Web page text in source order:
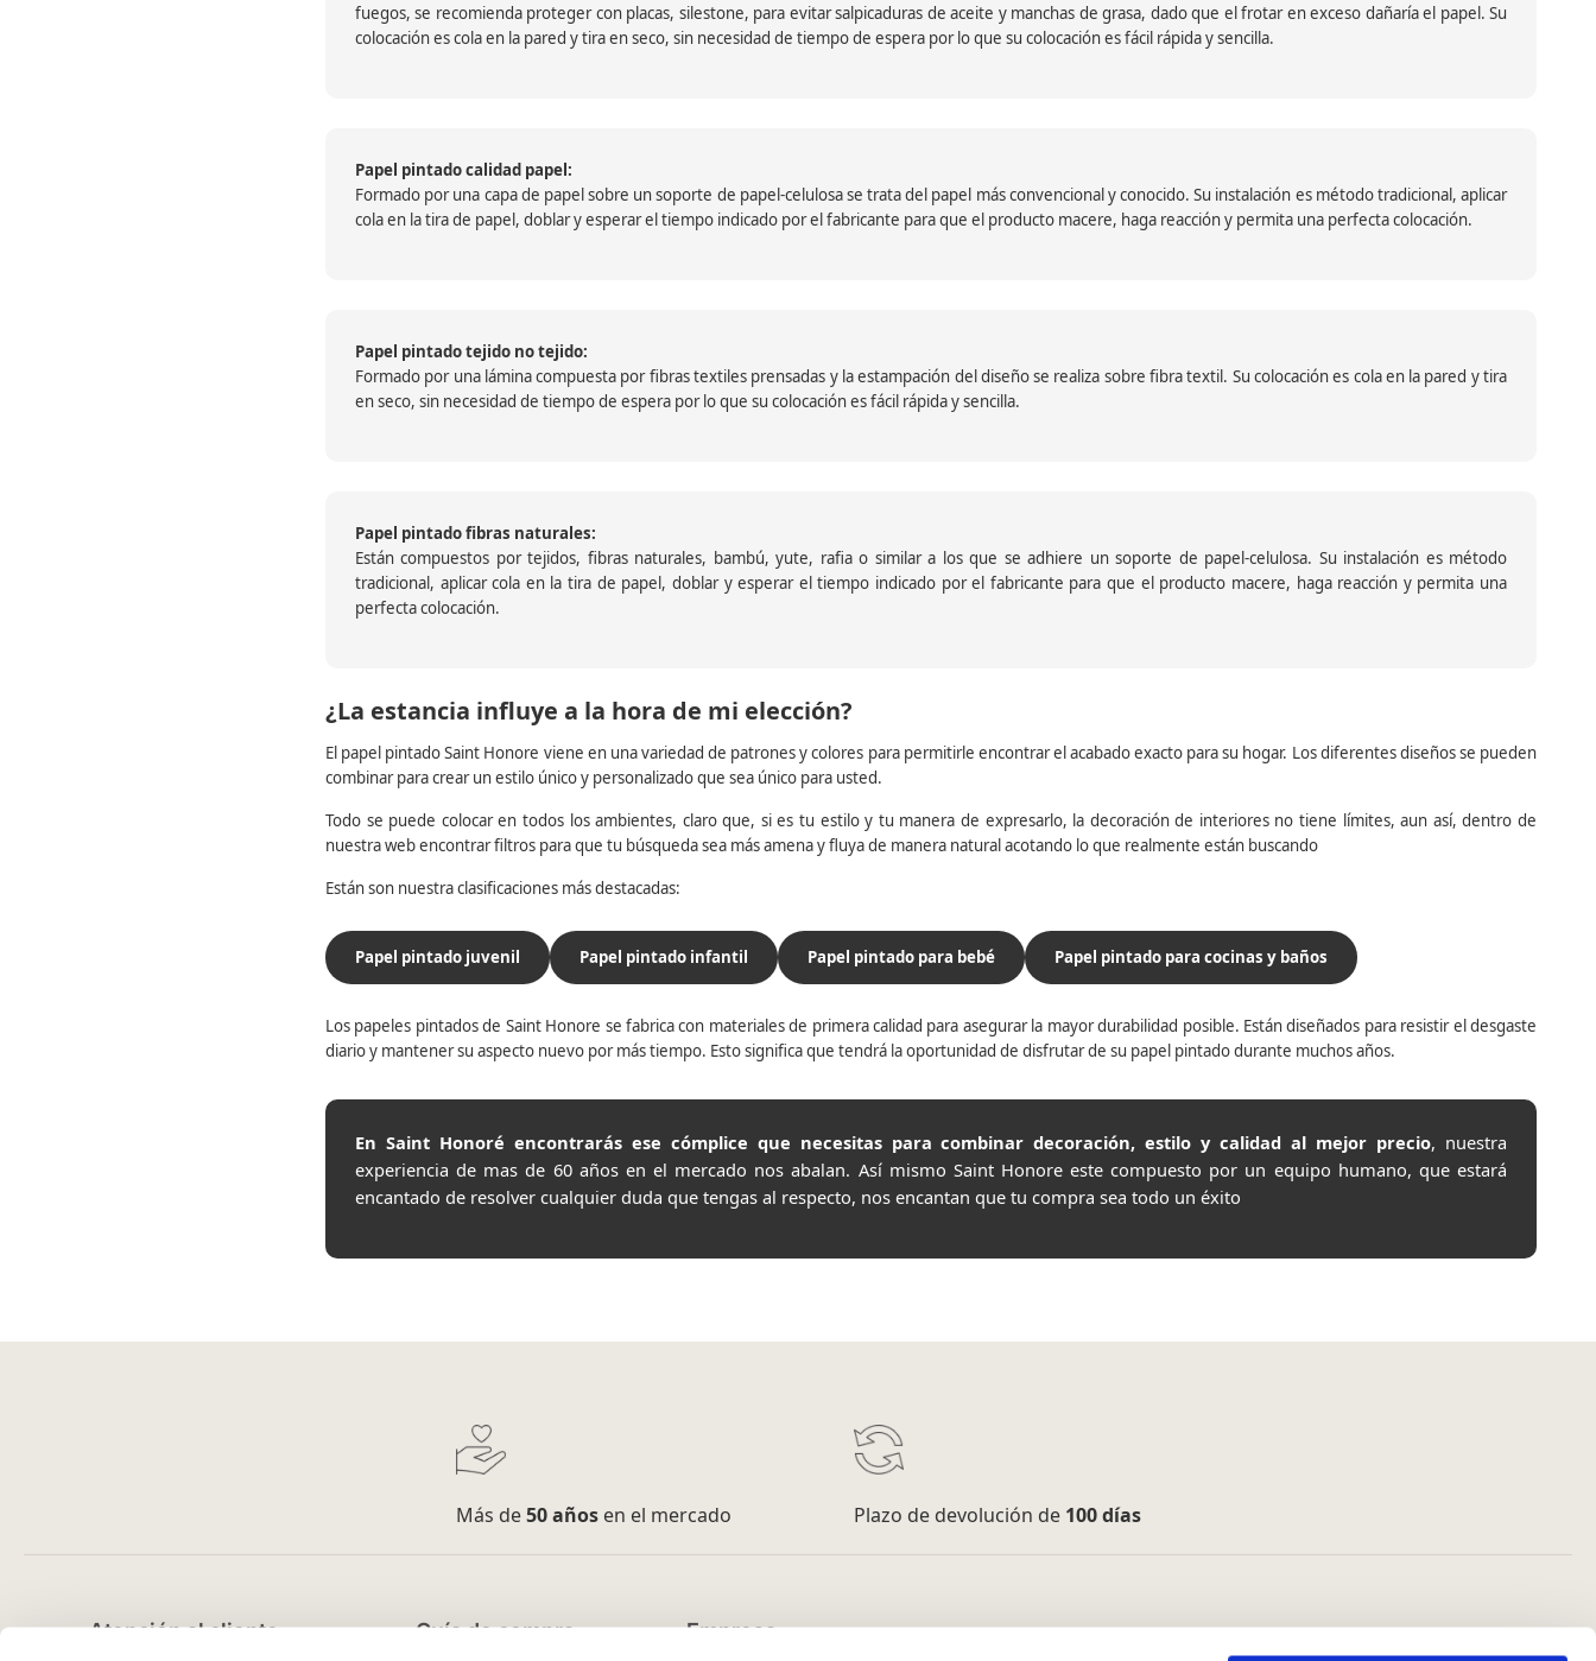
fuegos, se recomienda proteger con placas, silestone, para evitar salpicaduras de aceite y manchas de grasa, dado que el frotar en exceso dañaría el papel. Su
colocación es cola en la pared y tira en seco, sin necesidad de tiempo de espera por lo que su colocación es fácil rápida y sencilla.
Papel pintado calidad papel:
Formado por una capa de papel sobre un soporte de papel-celulosa se trata del papel más convencional y conocido. Su instalación es método tradicional, aplicar
cola en la tira de papel, doblar y esperar el tiempo indicado por el fabricante para que el producto macere, haga reacción y permita una perfecta colocación.
Papel pintado tejido no tejido:
Formado por una lámina compuesta por fibras textiles prensadas y la estampación del diseño se realiza sobre fibra textil. Su colocación es cola en la pared y tira
en seco, sin necesidad de tiempo de espera por lo que su colocación es fácil rápida y sencilla.
Papel pintado fibras naturales:
Están compuestos por tejidos, fibras naturales, bambú, yute, rafia o similar a los que se adhiere un soporte de papel-celulosa. Su instalación es método
tradicional, aplicar cola en la tira de papel, doblar y esperar el tiempo indicado por el fabricante para que el producto macere, haga reacción y permita una
perfecta colocación.
¿La estancia influye a la hora de mi elección?
El papel pintado Saint Honore viene en una variedad de patrones y colores para permitirle encontrar el acabado exacto para su hogar. Los diferentes diseños se pueden
combinar para crear un estilo único y personalizado que sea único para usted.
Todo se puede colocar en todos los ambientes, claro que, si es tu estilo y tu manera de expresarlo, la decoración de interiores no tiene límites, aun así, dentro de
nuestra web encontrar filtros para que tu búsqueda sea más amena y fluya de manera natural acotando lo que realmente están buscando
Están son nuestra clasificaciones más destacadas:
Papel pintado juvenil Papel pintado infantil Papel pintado para bebé Papel pintado para cocinas y baños
Los papeles pintados de Saint Honore se fabrica con materiales de primera calidad para asegurar la mayor durabilidad posible. Están diseñados para resistir el desgaste
diario y mantener su aspecto nuevo por más tiempo. Esto significa que tendrá la oportunidad de disfrutar de su papel pintado durante muchos años.
En Saint Honoré encontrarás ese cómplice que necesitas para combinar decoración, estilo y calidad al mejor precio, nuestra
experiencia de mas de 60 años en el mercado nos abalan. Así mismo Saint Honore este compuesto por un equipo humano, que estará
encantado de resolver cualquier duda que tengas al respecto, nos encantan que tu compra sea todo un éxito
Más de50 añosen el mercado Plazo de devolución de 100 días
Atención al cliente Guía de compra Empresa